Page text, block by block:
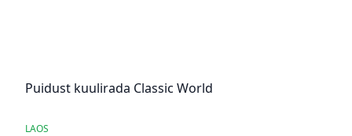
Puidust kuulirada Classic World
LAOS